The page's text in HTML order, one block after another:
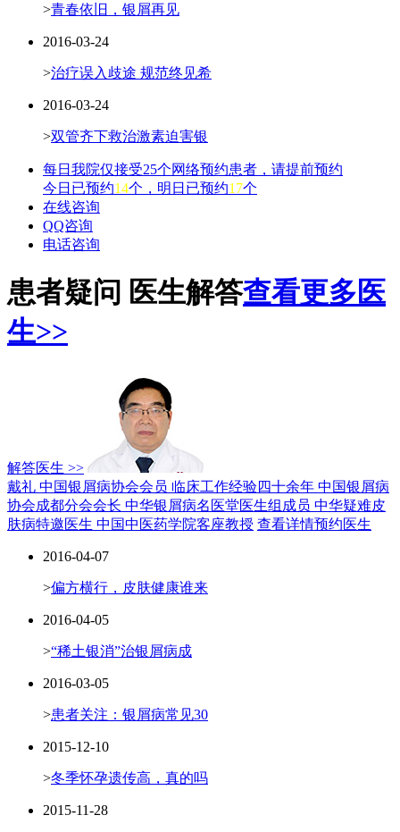
>青春依旧，银屑再见
2016-03-24
>治疗误入歧途 规范终见希
2016-03-24
>双管齐下救治激素迫害银
每日我院仅接受25个网络预约患者，请提前预约
今日已预约14个，明日已预约17个
在线咨询
QQ咨询
电话咨询
患者疑问 医生解答查看更多医
生>>
解答医生 >>
戴礼 中国银屑病协会会员 临床工作经验四十余年 中国银屑病
协会成都分会会长 中华银屑病名医堂医生组成员 中华疑难皮
肤病特邀医生 中国中医药学院客座教授 查看详情预约医生
2016-04-07
>偏方横行，皮肤健康谁来
2016-04-05
>“稀土银消”治银屑病成
2016-03-05
>患者关注：银屑病常见30
2015-12-10
>冬季怀孕遗传高，真的吗
2015-11-28